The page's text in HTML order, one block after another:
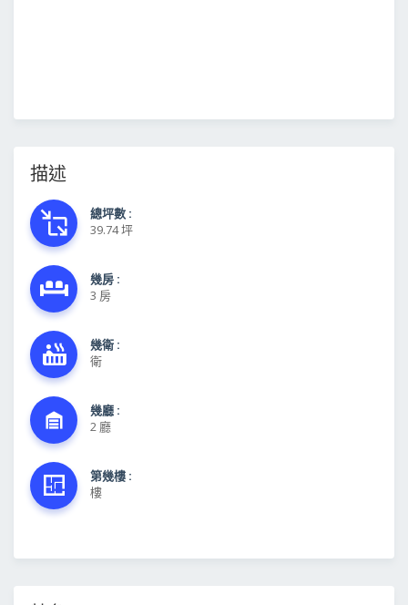
描述
總坪數 :
39.74 坪
幾房 :
3 房
幾衛 :
衛
幾廳 :
2 廳
第幾樓 :
樓